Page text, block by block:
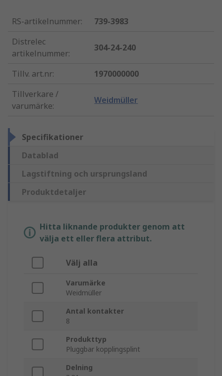
RS-artikelnummer:
739-3983
Distrelec
artikelnummer:
304-24-240
Tillv. art.nr:
1970000000
Tillverkare /
varumärke:
Weidmüller
Specifikationer
Datablad
Lagstiftning och ursprungsland
Produktdetaljer
Hitta liknande produkter genom att
välja ett eller flera attribut.
Välj alla
Varumärke
Weidmüller
Antal kontakter
8
Produkttyp
Pluggbar kopplingsplint
Delning